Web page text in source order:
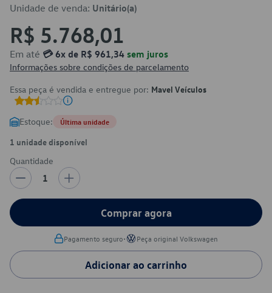
Unidade de venda: Unitário(a)
R$ 5.768,01
Em até 💳 6x de R$ 961,34 sem juros
Informações sobre condições de parcelamento
Essa peça é vendida e entregue por: Mavel Veículos
Estoque: Última unidade
1 unidade disponível
Quantidade
1
Comprar agora
Pagamento seguro• Peça original Volkswagen
Adicionar ao carrinho